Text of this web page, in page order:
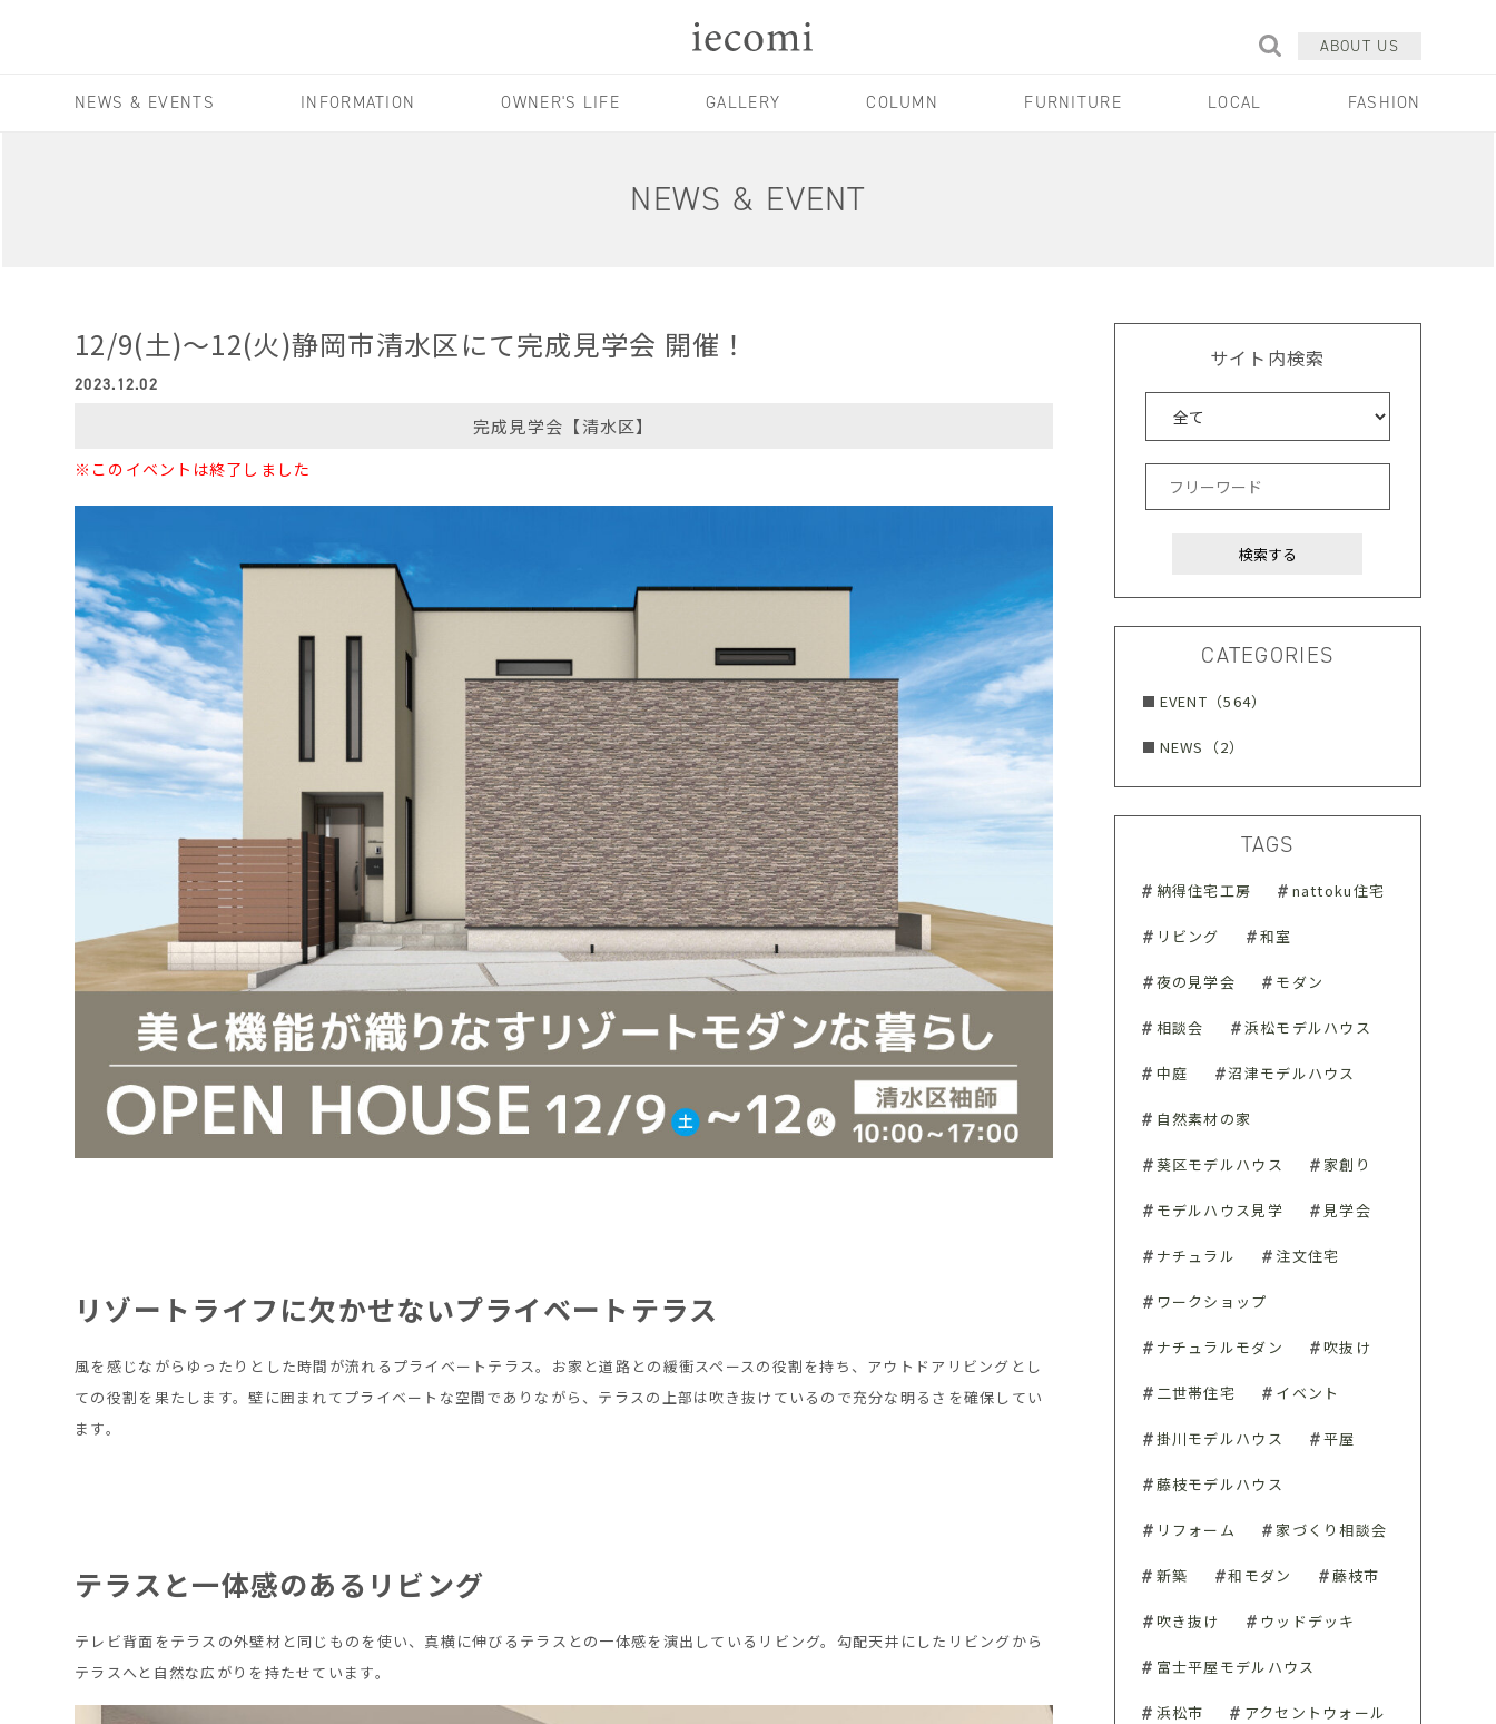
ABOUT US
NEWS & EVENTS INFORMATION OWNER'S LIFE GALLERY COLUMN FURNITURE LOCAL FASHION
NEWS & EVENT
12/9(土)〜12(火)静岡市清水区にて完成見学会 開催！
2023.12.02
完成見学会【清水区】
※このイベントは終了しました
リゾートライフに欠かせないプライベートテラス
風を感じながらゆったりとした時間が流れるプライベートテラス。お家と道路との緩衝スペースの役割を持ち、アウトドアリビングとし
ての役割を果たします。壁に囲まれてプライベートな空間でありながら、テラスの上部は吹き抜けているので充分な明るさを確保してい
ます。
テラスと一体感のあるリビング
テレビ背面をテラスの外壁材と同じものを使い、真横に伸びるテラスとの一体感を演出しているリビング。勾配天井にしたリビングから
テラスへと自然な広がりを持たせています。
サイト内検索
CATEGORIES
EVENT（564）
NEWS（2）
TAGS
納得住宅工房 nattoku住宅
リビング 和室
夜の見学会 モダン
相談会 浜松モデルハウス
中庭 沼津モデルハウス
自然素材の家
葵区モデルハウス 家創り
モデルハウス見学 見学会
ナチュラル 注文住宅
ワークショップ
ナチュラルモダン 吹抜け
二世帯住宅 イベント
掛川モデルハウス 平屋
藤枝モデルハウス
リフォーム 家づくり相談会
新築 和モダン 藤枝市
吹き抜け ウッドデッキ
富士平屋モデルハウス
浜松市 アクセントウォール